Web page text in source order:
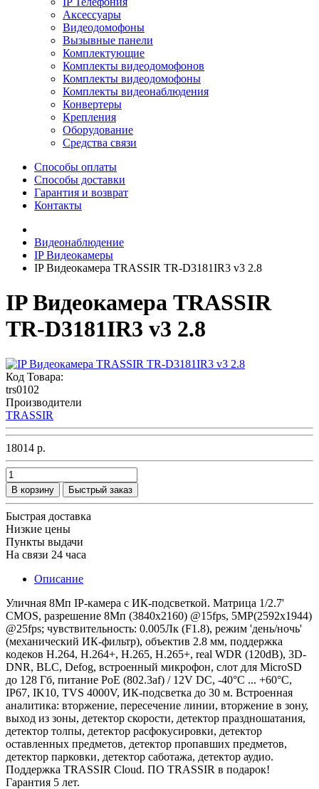
Аксессуары
Видеодомофоны
Вызывные панели
Комплектующие
Комплекты видеодомофонов
Комплекты видеодомофоны
Комплекты видеонаблюдения
Конвертеры
Крепления
Оборудование
Средства связи
Способы оплаты
Способы доставки
Гарантия и возврат
Контакты
Видеонаблюдение
IP Видеокамеры
IP Видеокамера TRASSIR TR-D3181IR3 v3 2.8
IP Видеокамера TRASSIR
TR-D3181IR3 v3 2.8
Код Товара:
trs0102
Производители
TRASSIR
18014 р.
В корзину Быстрый заказ
Быстрая доставка
Низкие цены
Пункты выдачи
На связи 24 часа
Описание
Уличная 8Мп IP-камера с ИК-подсветкой. Матрица 1/2.7'
CMOS, разрешение 8Мп (3840x2160) @15fps, 5MP(2592x1944)
@25fps; чувствительность: 0.005Лк (F1.8), режим 'день/ночь'
(механический ИК-фильтр), объектив 2.8 мм, поддержка
кодеков H.264, H.264+, H.265, H.265+, real WDR (120dB), 3D-
DNR, BLC, Defog, встроенный микрофон, слот для MicroSD
до 128 Гб, питание PoE (802.3af) / 12V DC, -40°C ... +60°C,
IP67, IK10, TVS 4000V, ИК-подсветка до 30 м. Встроенная
аналитика: вторжение, пересечение линии, вторжение в зону,
выход из зоны, детектор скорости, детектор праздношатания,
детектор толпы, детектор расфокусировки, детектор
оставленных предметов, детектор пропавших предметов,
детектор парковки, детектор саботажа, детектор аудио.
Поддержка TRASSIR Cloud. ПО TRASSIR в подарок!
Гарантия 5 лет.